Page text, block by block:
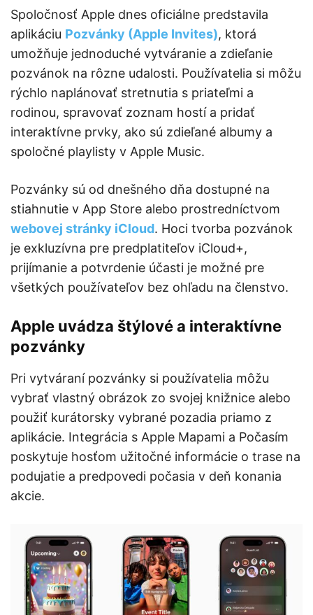
Spoločnosť Apple dnes oficiálne predstavila
aplikáciu Pozvánky (Apple Invites), ktorá
umožňuje jednoduché vytváranie a zdieľanie
pozvánok na rôzne udalosti. Používatelia si môžu
rýchlo naplánovať stretnutia s priateľmi a
rodinou, spravovať zoznam hostí a pridať
interaktívne prvky, ako sú zdieľané albumy a
spoločné playlisty v Apple Music.
Pozvánky sú od dnešného dňa dostupné na
stiahnutie v App Store alebo prostredníctvom
webovej stránky iCloud. Hoci tvorba pozvánok
je exkluzívna pre predplatiteľov iCloud+,
prijímanie a potvrdenie účasti je možné pre
všetkých používateľov bez ohľadu na členstvo.
Apple uvádza štýlové a interaktívne
pozvánky
Pri vytváraní pozvánky si používatelia môžu
vybrať vlastný obrázok zo svojej knižnice alebo
použiť kurátorsky vybrané pozadia priamo z
aplikácie. Integrácia s Apple Mapami a Počasím
poskytuje hosťom užitočné informácie o trase na
podujatie a predpovedi počasia v deň konania
akcie.